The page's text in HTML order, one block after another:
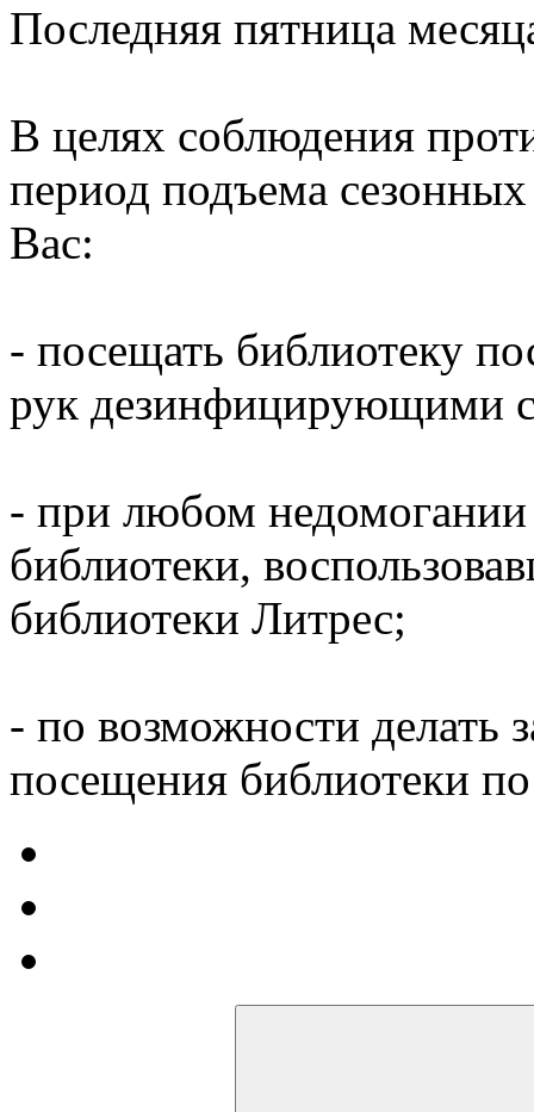
Последняя пятница
В целях соблюдения
период подъема
Вас:
- посещать библиотеку
рук дезинфицирующими
- при любом недомогании
библиотеки,
библиотеки Литрес;
- по возможности делать
посещения библиотеки